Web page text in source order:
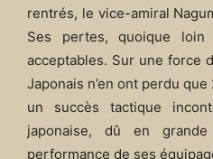
rentrés, le vice-amiral
Ses pertes, quoique loin
acceptables. Sur une force
Japonais n’en ont perdu
un succès tactique
japonaise, dû en
performance de ses